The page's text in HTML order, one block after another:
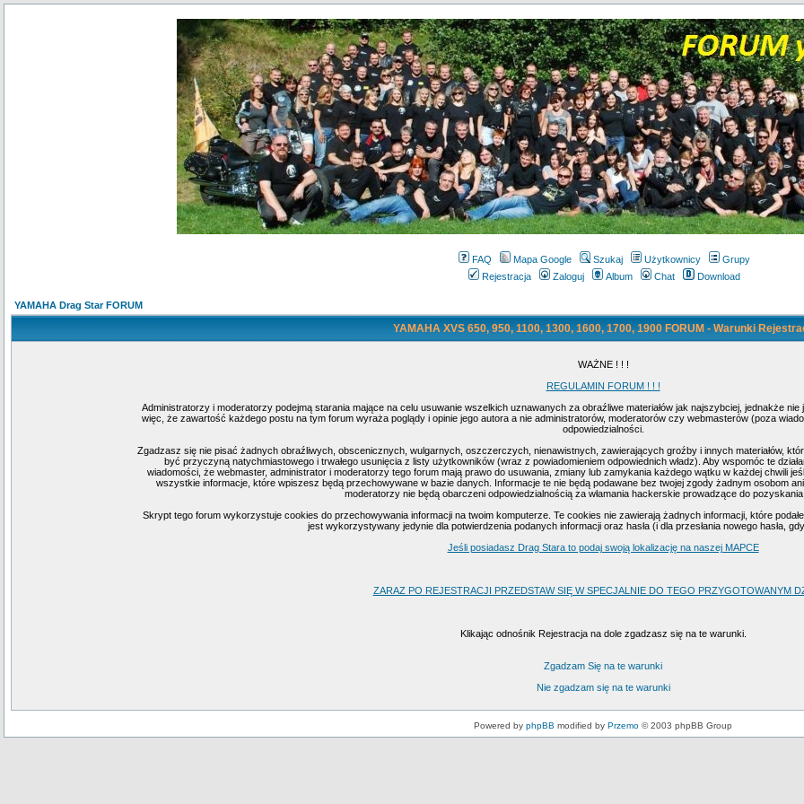
FAQ Mapa Google Szukaj Użytkownicy
Grupy
Rejestracja
Zaloguj Album Chat Download
YAMAHA Drag Star FORUM
YAMAHA XVS 650, 950, 1100, 1300, 1600, 1700, 1900 FORUM - Warunki
WAŻNE ! ! !
REGULAMIN FORUM ! ! !
Administratorzy i moderatorzy podejmą starania mające na celu usuwanie wszelkich uznawanych za obraźliwe materiałów jak najszybciej, jednakże
więc, że zawartość każdego postu na tym forum wyraża poglądy i opinie jego autora a nie administratorów, moderatorów czy webmasterów (poza
odpowiedzialności.
Zgadzasz się nie pisać żadnych obraźliwych, obscenicznych, wulgarnych, oszczerczych, nienawistnych, zawierających groźby i innych materiałów,
być przyczyną natychmiastowego i trwałego usunięcia z listy użytkowników (wraz z powiadomieniem odpowiednich władz). Aby wspomóc te
wiadomości, że webmaster, administrator i moderatorzy tego forum mają prawo do usuwania, zmiany lub zamykania każdego wątku w każdej chwili
wszystkie informacje, które wpiszesz będą przechowywane w bazie danych. Informacje te nie będą podawane bez twojej zgody żadnym osobom
moderatorzy nie będą obarczeni odpowiedzialnością za włamania hackerskie prowadzące do
Skrypt tego forum wykorzystuje cookies do przechowywania informacji na twoim komputerze. Te cookies nie zawierają żadnych informacji, które
jest wykorzystywany jedynie dla potwierdzenia podanych informacji oraz hasła (i dla przesłania nowego hasła,
Jeśli posiadasz Drag Stara to podaj swoją lokalizację na naszej MAPCE
ZARAZ PO REJESTRACJI PRZEDSTAW SIĘ W SPECJALNIE DO TEGO PRZYGOTOWANYM
Klikając odnośnik Rejestracja na dole zgadzasz się na te warunki.
Zgadzam Się na te warunki
Nie zgadzam się na te warunki
Powered by phpBB modified by Przemo © 2003 phpBB Group